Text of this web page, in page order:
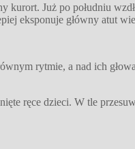
Już po południu
eksponuje główny atut
rytmie, a nad ich
ręce dzieci. W tle